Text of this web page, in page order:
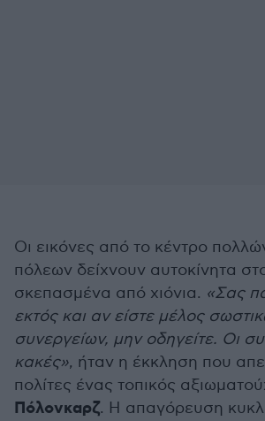
Οι εικόνες από το κέντρο
πόλεων δείχνουν αυτοκίνητα
σκεπασμένα από χιόνια. «Σας
εκτός και αν είστε μέλος
συνεργείων, μην οδηγείτε. Οι
κακές», ήταν η έκκληση που
πολίτες ένας τοπικός
Πόλονκαρζ. Η απαγόρευση